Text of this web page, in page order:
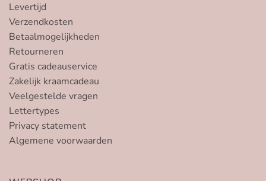
Levertijd
Verzendkosten
Betaalmogelijkheden
Retourneren
Gratis cadeauservice
Zakelijk kraamcadeau
Veelgestelde vragen
Lettertypes
Privacy statement
Algemene voorwaarden